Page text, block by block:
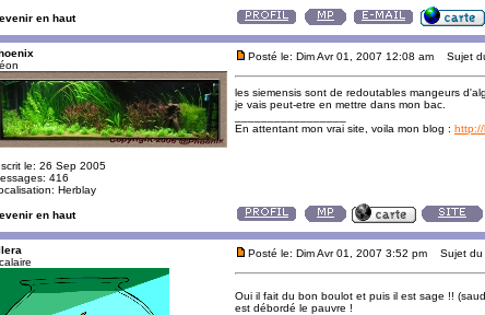
en haut
le: 26 Sep 2005
416
Herblay
Posté le: Dim Avr 01, 2007 12:08 am Sujet
les siemensis sont de redoutables mangeurs
je vais peut-etre en mettre dans mon bac.
En attentant mon vrai site, voila mon blog : http://
en haut
Posté le: Dim Avr 01, 2007 3:52 pm Sujet du
Oui il fait du bon boulot et puis il est sage !!
est débordé le pauvre !